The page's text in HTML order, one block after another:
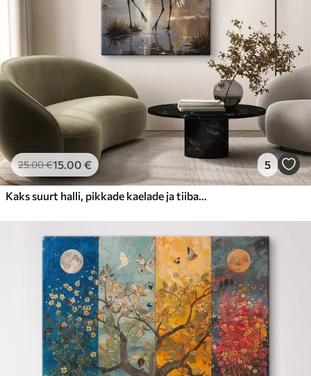
25.00€15.00 € 5
Kaks suurt halli, pikkade kaelade ja tiibadega kraanat, mis seisavad puudest ümbritsetud udujärves